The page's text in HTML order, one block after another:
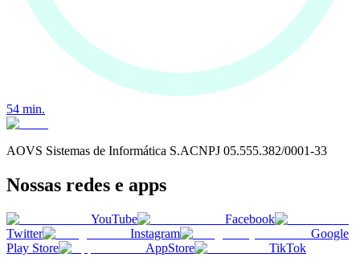
54 min.
AOVS Sistemas de Informática S.ACNPJ 05.555.382/0001-33
Nossas redes e apps
YouTube
Facebook
Twitter
Instagram
Google
Play Store
AppStore TikTok